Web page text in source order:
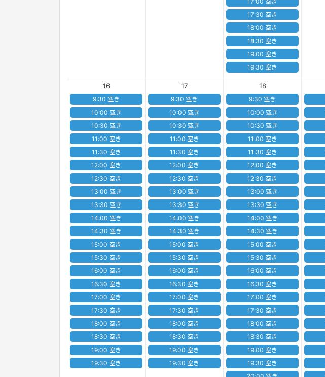
17:30 空き
18:00 空き
18:30 空き
19:00 空き
19:30 空き
16
9:30 空き
10:00 空き
10:30 空き
11:00 空き
11:30 空き
12:00 空き
12:30 空き
13:00 空き
13:30 空き
14:00 空き
14:30 空き
15:00 空き
15:30 空き
16:00 空き
16:30 空き
17:00 空き
17:30 空き
18:00 空き
18:30 空き
19:00 空き
19:30 空き
17
9:30 空き
10:00 空き
10:30 空き
11:00 空き
11:30 空き
12:00 空き
12:30 空き
13:00 空き
13:30 空き
14:00 空き
14:30 空き
15:00 空き
15:30 空き
16:00 空き
16:30 空き
17:00 空き
17:30 空き
18:00 空き
18:30 空き
19:00 空き
19:30 空き
18
9:30 空き
10:00 空き
10:30 空き
11:00 空き
11:30 空き
12:00 空き
12:30 空き
13:00 空き
13:30 空き
14:00 空き
14:30 空き
15:00 空き
15:30 空き
16:00 空き
16:30 空き
17:00 空き
17:30 空き
18:00 空き
18:30 空き
19:00 空き
19:30 空き